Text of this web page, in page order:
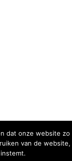
dat onze website zo
van de